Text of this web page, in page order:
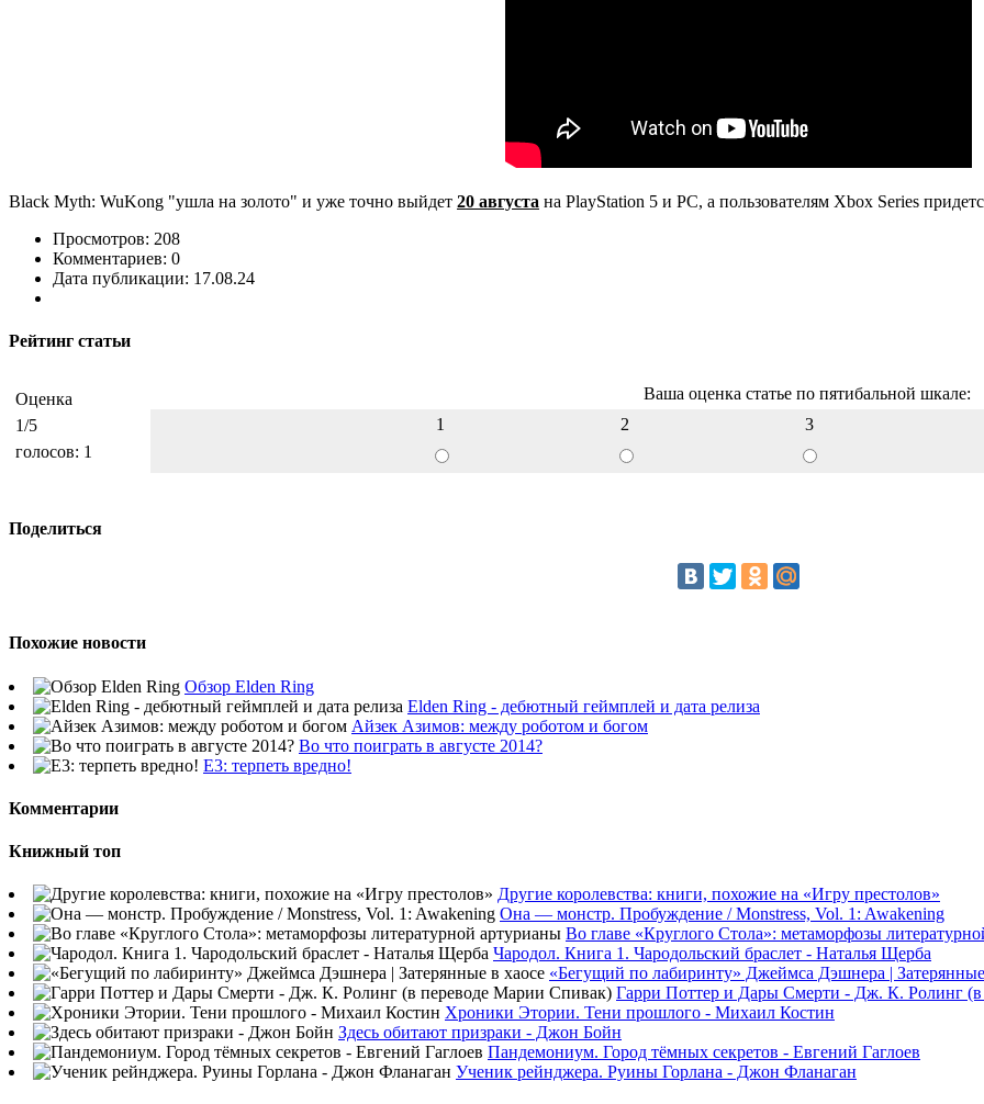
Black Myth: WuKong "ушла на золото" и уже точно выйдет 20 августа на PlayStation 5 и PC, а пользователям Xbox Series
Просмотров: 208
Комментариев: 0
Дата публикации: 17.08.24
Рейтинг статьи
Оценка
1/5
голосов: 1
Ваша оценка статье по пятибальной шкале:
1
2 3
Поделиться
Похожие новости
Обзор Elden Ring
Elden Ring - дебютный геймплей и дата релиза
Айзек Азимов: между роботом и богом
Во что поиграть в августе 2014?
E3: терпеть вредно!
Комментарии
Книжный топ
Другие королевства: книги, похожие на «Игру престолов»
Она — монстр. Пробуждение / Monstress, Vol. 1: Awakening
Во главе «Круглого Стола»: метаморфозы
Чародол. Книга 1. Чародольский браслет - Наталья Щерба
«Бегущий по лабиринту» Джеймса Дэшнера |
Гарри Поттер и Дары Смерти - Дж. К. Ролинг
Хроники Этории. Тени прошлого - Михаил Костин
Здесь обитают призраки - Джон Бойн
Пандемониум. Город тёмных секретов - Евгений Гаглоев
Ученик рейнджера. Руины Горлана - Джон Фланаган